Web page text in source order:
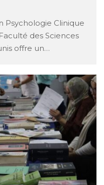
Psychologie Clinique
des Sciences
offre un
le domaine de la
…